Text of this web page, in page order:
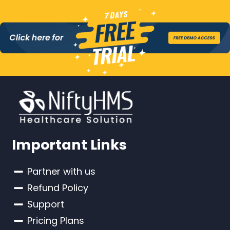
Important Links
Partner with us
Refund Policy
Support
Pricing Plans